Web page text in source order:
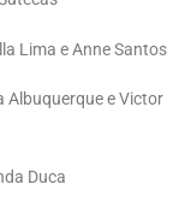
Lima e Anne Santos
Albuquerque e Victor
Duca